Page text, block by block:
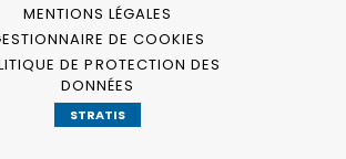
MENTIONS LÉGALES
DE COOKIES
DE PROTECTION DES
DONNÉES
STRATIS